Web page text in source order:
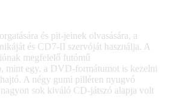
és pit-jeinek olvasására, a
és CD7-II szervóját használja. A
megfelelő futómű
mint egy, a DVD-formátumot is kezelni
A négy gumi pilléren nyugvó
sok kiváló CD-játszó alapja volt